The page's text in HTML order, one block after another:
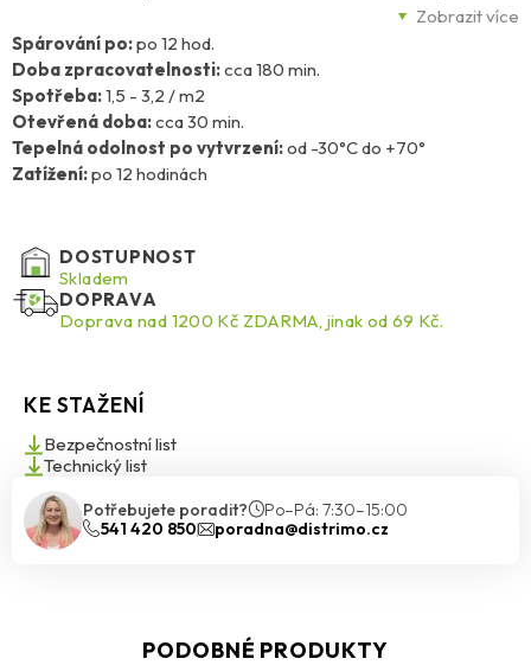
Zobrazit více
probarvení, obkladů a mozaiky ze skla, velkoformátových desek
s vyztužením syntetickou pryskyřicí, na kritických podkladech,
jako např. podlahy s podlahovým vytápěním, balkóny, terasy a
fasády. Lepidlo je vhodné pro použití v interiéru i exteriéru
metodou tenkovrstvého nebo středně vrstvého lepení. Extrémní
flexibilita umožňuje lepení zejména na nevyzrálé prefabrikované
betonové prvky (minimální stáří 2 měsíce), nevyzrálé
Lepidlo je obzvláště vhodné pro spolehlivou instalaci velkých
formátů dlažeb a desek, zajišťuje vysoce flexibilní adhezivní
vrstvu a zabraňuje namáhání smykem, zejména na kritických
podkladech.
Spárování po:po 12 hod.
Doba zpracovatelnosti:cca 180 min.
Spotřeba:1,5 - 3,2 / m2
Otevřená doba:cca 30 min.
Tepelná odolnost po vytvrzení:od -30°C do +70°
Zatížení:po 12 hodinách
DOSTUPNOST
Skladem
DOPRAVA
Doprava nad 1200 Kč ZDARMA, jinak od 69 Kč.
KE STAŽENÍ
Bezpečnostní list
Technický list
Potřebujete poradit?
Po–Pá: 7:30–15:00
541 420 850
poradna@distrimo.cz
PODOBNÉ PRODUKTY